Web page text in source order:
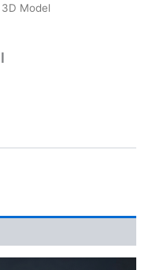
Model